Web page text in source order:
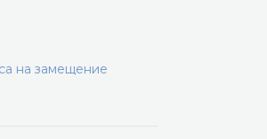
на замещение